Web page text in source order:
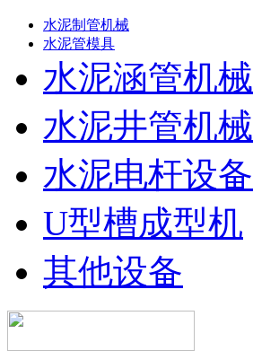
水泥制管机械
水泥管模具
水泥涵管机械
水泥井管机械
水泥电杆设备
U型槽成型机
其他设备